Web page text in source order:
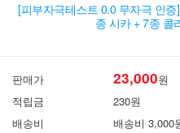
[피부자극테스트 0.0 무자극 인
종 시카 + 7종 콜
판매가 23,000원
적립금
230원
배송비
배송비 3,000